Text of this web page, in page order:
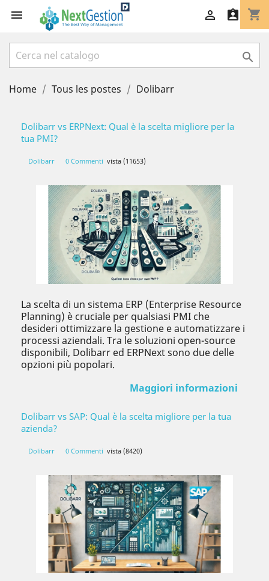
 shopping_cart
 

Home Tous les postes Dolibarr
Dolibarr vs ERPNext: Qual è la scelta migliore per la
tua PMI?
Dolibarr 0 Commenti vista (11653)
La scelta di un sistema ERP (Enterprise Resource
Planning) è cruciale per qualsiasi PMI che
desideri ottimizzare la gestione e automatizzare i
processi aziendali. Tra le soluzioni open-source
disponibili, Dolibarr ed ERPNext sono due delle
opzioni più popolari.
Maggiori informazioni
Dolibarr vs SAP: Qual è la scelta migliore per la tua
azienda?
Dolibarr 0 Commenti vista (8420)